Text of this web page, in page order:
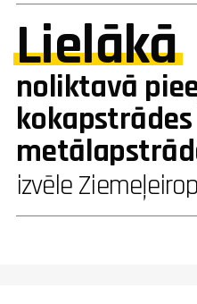
Lielākā
noliktavā
izvēle